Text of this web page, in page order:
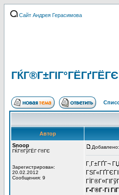
Сайт Андрея Герасимова
Автор
Snoop
ГЌГ®ГўГЁГ·Г®ГЄ
Зарегистрирован:
20.02.2012
Сообщения: 9
Г‚Г±ГҐГ¬
Г•Г®Г·Гі